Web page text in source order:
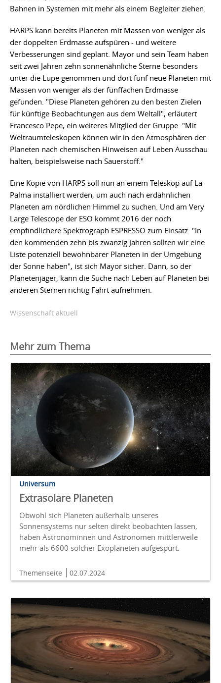
Bahnen in Systemen mit mehr als einem Begleiter ziehen.
HARPS kann bereits Planeten mit Massen von weniger als
der doppelten Erdmasse aufspüren - und weitere
Verbesserungen sind geplant. Mayor und sein Team haben
seit zwei Jahren zehn sonnenähnliche Sterne besonders
unter die Lupe genommen und dort fünf neue Planeten mit
Massen von weniger als der fünffachen Erdmasse
gefunden. "Diese Planeten gehören zu den besten Zielen
für künftige Beobachtungen aus dem Weltall", erläutert
Francesco Pepe, ein weiteres Mitglied der Gruppe. "Mit
Weltraumteleskopen können wir in den Atmosphären der
Planeten nach chemischen Hinweisen auf Leben Ausschau
halten, beispielsweise nach Sauerstoff."
Eine Kopie von HARPS soll nun an einem Teleskop auf La
Palma installiert werden, um auch nach erdähnlichen
Planeten am nördlichen Himmel zu suchen. Und am Very
Large Telescope der ESO kommt 2016 der noch
empfindlichere Spektrograph ESPRESSO zum Einsatz. "In
den kommenden zehn bis zwanzig Jahren sollten wir eine
Liste potenziell bewohnbarer Planeten in der Umgebung
der Sonne haben", ist sich Mayor sicher. Dann, so der
Planetenjäger, kann die Suche nach Leben auf Planeten bei
anderen Sternen richtig Fahrt aufnehmen.
Wissenschaft aktuell
Mehr zum Thema
Universum
Extrasolare Planeten
Obwohl sich Planeten außerhalb unseres
Sonnensystems nur selten direkt beobachten lassen,
haben Astronominnen und Astronomen mittlerweile
mehr als 6600 solcher Exoplaneten aufgespürt.
Themenseite 02.07.2024